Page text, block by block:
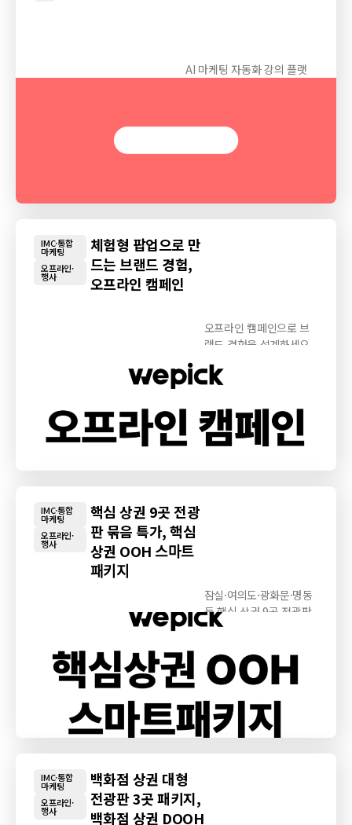
AI 마케팅 자동화 강의 플랫
IMC·통합
마케팅
오프라인·
행사
체험형 팝업으로 만
드는 브랜드 경험,
오프라인 캠페인
오프라인 캠페인으로 브
랜드 경험을 설계하세요.
체험형 팝업, 밋업...
IMC·통합
마케팅
오프라인·
행사
핵심 상권 9곳 전광
판 묶음 특가, 핵심
상권 OOH 스마트
패키지
잠실·여의도·광화문·명동
등 핵심 상권 9곳 전광판
을 최대 47%...
IMC·통합
마케팅
오프라인·
행사
백화점 상권 대형
전광판 3곳 패키지,
백화점 상권 DOOH